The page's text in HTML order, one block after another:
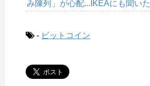
み陳列」が心配...IKEAにも聞いた
- ビットコイン